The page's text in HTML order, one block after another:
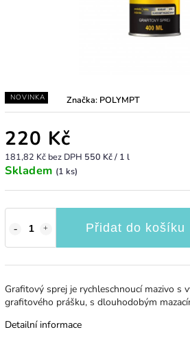
NOVINKA Značka: POLYMPT
220 Kč
181,82 Kč bez DPH 550 Kč / 1 l
Skladem (1 ks)
Přidat do košíku
Grafitový sprej je rychleschnoucí mazivo s
grafitového prášku, s dlouhodobým
Detailní informace